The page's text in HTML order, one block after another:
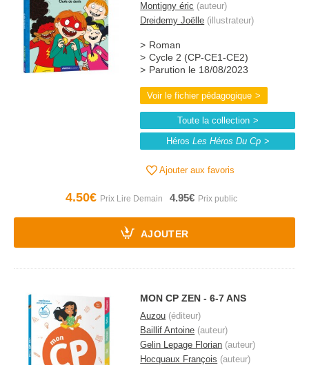
Montigny éric (auteur)
Dreidemy Joëlle (illustrateur)
Roman
Cycle 2 (CP-CE1-CE2)
Parution le 18/08/2023
Voir le fichier pédagogique
Toute la collection
Héros Les Héros Du Cp
Ajouter aux favoris
4.50€ 4.95€
AJOUTER
MON CP ZEN - 6-7 ANS
Auzou (éditeur)
Baillif Antoine (auteur)
Gelin Lepage Florian (auteur)
Hocquaux François (auteur)